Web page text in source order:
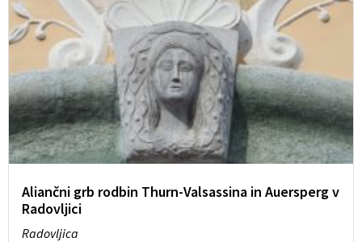
Aliančni grb rodbin Thurn-Valsassina in Auersperg v
Radovljici
Radovljica